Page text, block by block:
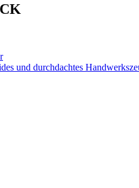
und durchdachtes